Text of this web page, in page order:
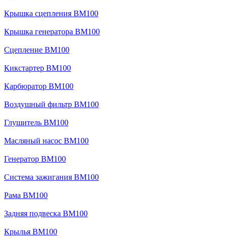
Крышка сцепления BM100
Крышка генератора BM100
Сцепление BM100
Кикстартер BM100
Карбюратор BM100
Воздушный фильтр BM100
Глушитель BM100
Масляный насос BM100
Генератор BM100
Система зажигания BM100
Рама BM100
Задняя подвеска BM100
Крылья BM100